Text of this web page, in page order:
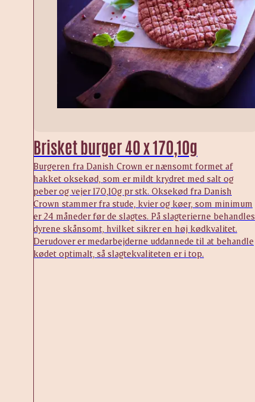
Brisket burger 40 x 170,10g
Burgeren fra Danish Crown er nænsomt formet af
hakket oksekød, som er mildt krydret med salt og
peber og vejer 170,10g pr stk. Oksekød fra Danish
Crown stammer fra stude, kvier og køer, som minimum
er 24 måneder før de slagtes. På slagterierne behandles
dyrene skånsomt, hvilket sikrer en høj kødkvalitet.
Derudover er medarbejderne uddannede til at behandle
kødet optimalt, så slagtekvaliteten er i top.